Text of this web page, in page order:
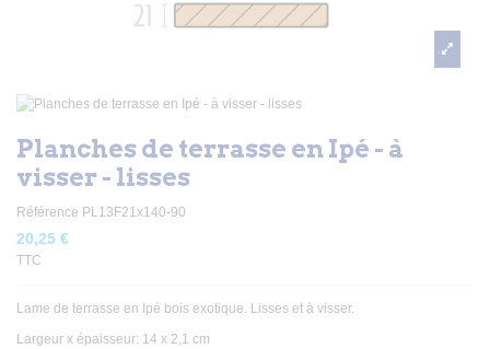
Planches de terrasse en Ipé - à
visser - lisses
Référence PL13F21x140-90
20,25 €
TTC
Lame de terrasse en Ipé bois exotique. Lisses et à visser.
Largeur x épaisseur: 14 x 2,1 cm